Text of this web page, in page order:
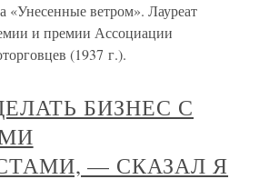
«Унесенные ветром». Лауреат
и премии Ассоциации
(1937 г.).
БИЗНЕС С
— СКАЗАЛ Я